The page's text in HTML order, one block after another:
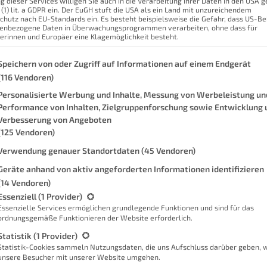
Augenblicken erledigt und dann
fand ich immer super nervig.
Preisen. Oder die Tatsache, dass
weiß es nicht. Ich kann es auch beim
verändert. Denn ich tanke nicht
Fall wirklich einige Dinge auf ein
länger als das Tanken dauert.
zumLaden an öffentlichen
Artikel einen Blick auf meine
das Laden daheim ein ganz neues
vorne an, damit du mich besser
lit. a GDPR ein. Der EuGH stuft die USA als ein Land mit unzureichendem
nach EU-Standards ein. Es besteht beispielsweise die Gefahr, dass US-
Daten in Überwachungsprogrammen verarbeiten, ohne dass für
und Europäer eine Klagemöglichkeit besteht.
finden Sie eine Liste der Zwecke des IAB Transparency and
von oder Zugriff auf Informationen auf einem Endgerät
Vendoren)
Werbung und Inhalte, Messung von Werbeleistung
von Inhalten, Zielgruppenforschung sowie Entwicklung
von Angeboten
Vendoren)
genauer Standortdaten(45 Vendoren)
anhand von aktiv angeforderten Informationen identifizieren
Vendoren)
eine Liste der Service-Gruppen, für die eine Einwilligung erteilt
(1 Provider)
Services ermöglichen grundlegende Funktionen und sind für das
Funktionieren der Website erforderlich.
(1 Provider)
Cookies sammeln Nutzungsdaten, die uns Aufschluss darüber geben,
Besucher mit unserer Website umgehen.